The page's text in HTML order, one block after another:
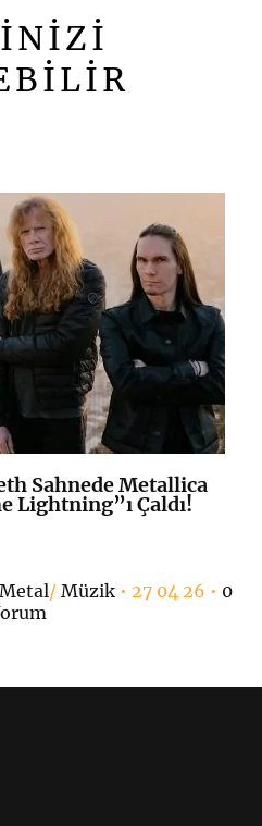
+
Sahnede Metallica
Lightning”ı Çaldı!
Metal/ Müzik• 27 04 26 • 0